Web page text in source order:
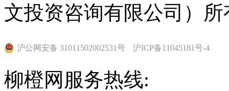
文投资咨询有限公司）所
沪公网安备 31011502002531号 沪ICP备11045181号-4
柳橙网服务热线: